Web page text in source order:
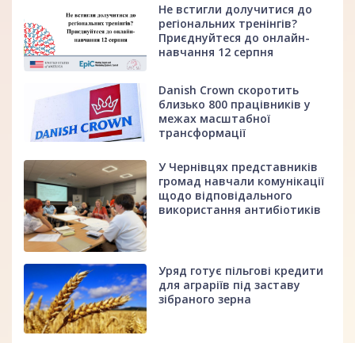
Не встигли долучитися до
регіональних тренінгів?
Приєднуйтеся до онлайн-
навчання 12 серпня
Danish Crown скоротить
близько 800 працівників у
межах масштабної
трансформації
У Чернівцях представників
громад навчали комунікації
щодо відповідального
використання антибіотиків
Уряд готує пільгові кредити
для аграріїв під заставу
зібраного зерна